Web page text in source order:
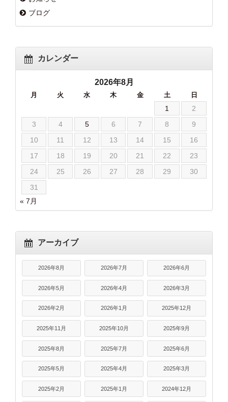
ブログ
カレンダー
2026年8月
月 火 水 木 金 土 日
1
2
3
4 5 6 7 8
9
10
11 12 13 14 15
16
17
18 19 20 21 22
23
24
25 26 27 28 29
30
31
« 7月
アーカイブ
2026年8月 2026年7月 2026年6月
2026年5月 2026年4月 2026年3月
2026年2月 2026年1月 2025年12月
2025年11月 2025年10月 2025年9月
2025年8月 2025年7月 2025年6月
2025年5月 2025年4月 2025年3月
2025年2月 2025年1月 2024年12月